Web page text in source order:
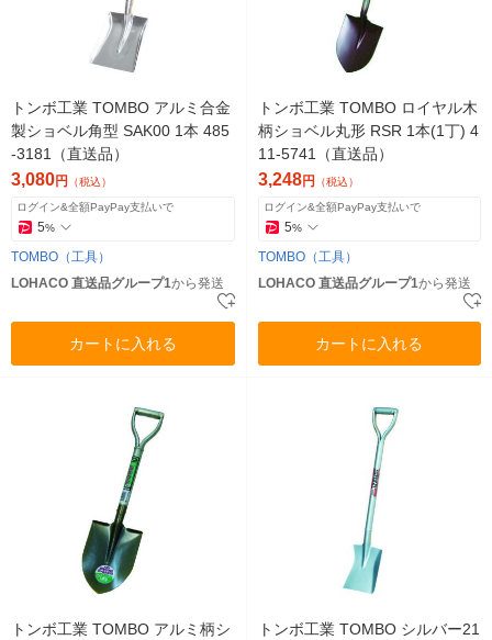
トンボ工業 TOMBO アルミ合金
製ショベル角型 SAK00 1本 485
-3181（直送品）
3,080円 （税込）
ログイン&全額PayPay支払いで
5%
TOMBO（工具）
LOHACO 直送品グループ1から発送
カートに入れる
トンボ工業 TOMBO ロイヤル木
柄ショベル丸形 RSR 1本(1丁) 4
11-5741（直送品）
3,248円 （税込）
ログイン&全額PayPay支払いで
5%
TOMBO（工具）
LOHACO 直送品グループ1から発送
カートに入れる
トンボ工業 TOMBO アルミ柄シ
トンボ工業 TOMBO シルバー21